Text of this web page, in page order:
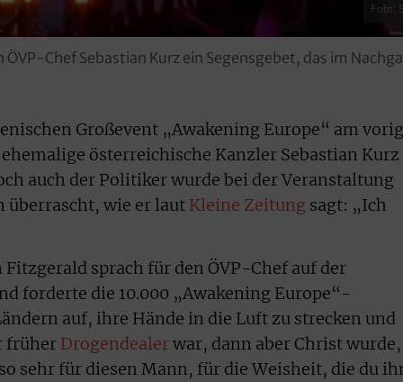
Foto:
Chef Sebastian Kurz ein Segensgebet, das im
Großevent „Awakening Europe“ am
österreichische Kanzler Sebastian Kurz
auch der Politiker wurde bei der Veranstaltung
überrascht, wie er laut Kleine Zeitung sagt: „Ich
sprach für den ÖVP-Chef auf der
forderte die 10.000 „Awakening Europe“-
auf, ihre Hände in die Luft zu strecken und
früher Drogendealerwar, dann aber Christ wurde,
sehr für diesen Mann, für die Weisheit, die du